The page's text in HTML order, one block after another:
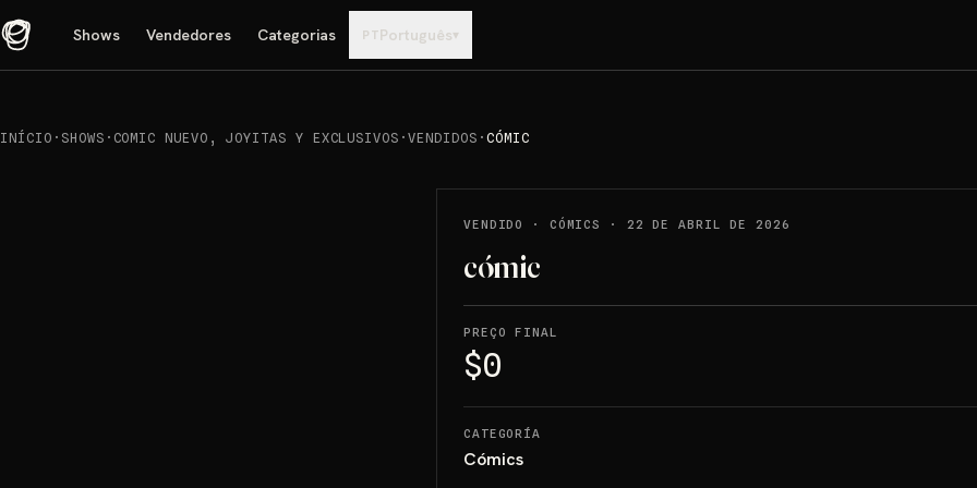
Shows Vendedores Categorias PTPortuguês▾
INÍCIO · SHOWS · COMIC NUEVO, JOYITAS Y EXCLUSIVOS ·VENDIDOS · CÓMIC
VENDIDO · CÓMICS · 22 DE ABRIL DE 2026
cómic
PREÇO FINAL
$0
CATEGORÍA
Cómics